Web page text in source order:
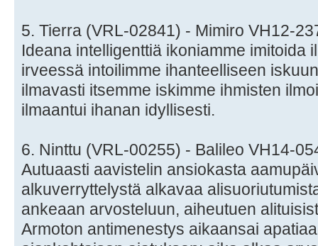
5. Tierra (VRL-02841) - Mimiro VH12-
Ideana intelligenttiä ikoniamme imitoida
irveessä intoilimme ihanteelliseen
ilmavasti itsemme iskimme ihmisten
ilmaantui ihanan idyllisesti.
6. Ninttu (VRL-00255) - Balileo VH14-
Autuaasti aavistelin ansiokasta
alkuverryttelystä alkavaa
ankeaan arvosteluun, aiheutuen
Armoton antimenestys aikaansai